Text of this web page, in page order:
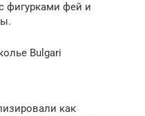
фигурками фей и
Bulgari
как